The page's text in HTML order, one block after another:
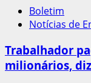
Boletim
Notícias de
Trabalhador
milionários,